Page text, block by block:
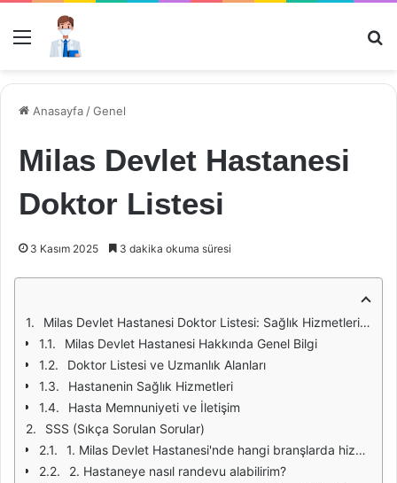
Menü
Anasayfa /Genel
Milas Devlet Hastanesi
Doktor Listesi
3 Kasım 2025 3 dakika okuma süresi
Milas Devlet Hastanesi Doktor Listesi: Sağlık Hizmetlerinde Güvenilir Bir Kaynak
Milas Devlet Hastanesi Hakkında Genel Bilgi
Doktor Listesi ve Uzmanlık Alanları
Hastanenin Sağlık Hizmetleri
Hasta Memnuniyeti ve İletişim
SSS (Sıkça Sorulan Sorular)
1. Milas Devlet Hastanesi'nde hangi branşlarda hizmet verilmektedir?
2. Hastaneye nasıl randevu alabilirim?